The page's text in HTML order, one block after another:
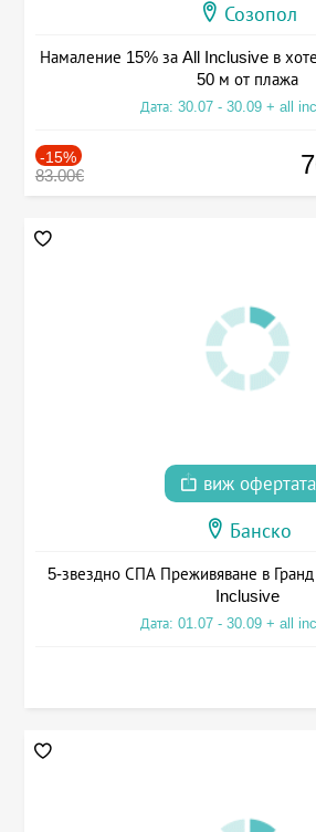
Созопол
Намаление 15% за All Inclusive в
50 м от плажа
Дата: 30.07 - 30.09 + all
-15%
83.00€
виж офертата
Банско
5-звездно СПА Преживяване в
Inclusive
Дата: 01.07 - 30.09 + all